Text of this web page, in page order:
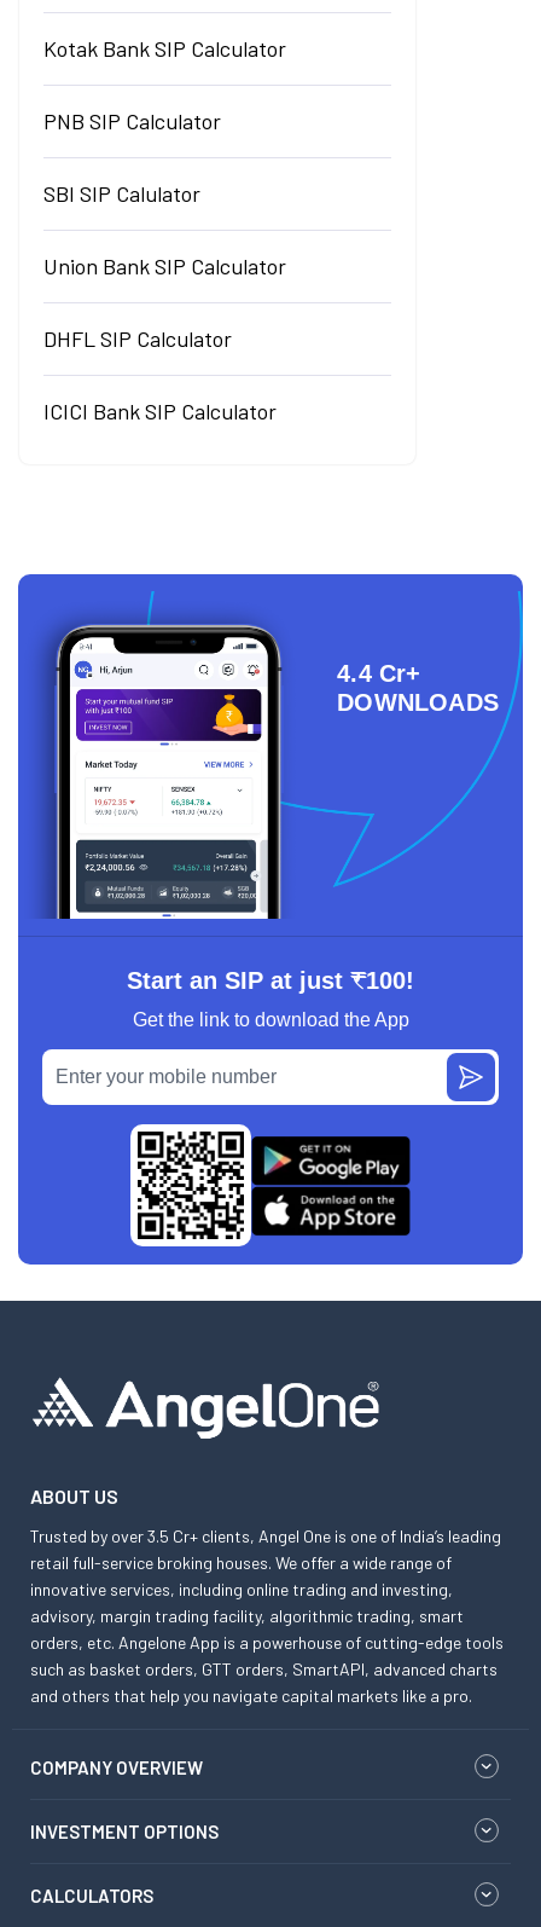
Kotak Bank SIP Calculator
PNB SIP Calculator
SBI SIP Calulator
Union Bank SIP Calculator
DHFL SIP Calculator
ICICI Bank SIP Calculator
4.4 Cr+
DOWNLOADS
Start an SIP at just ₹100!
Get the link to download the App
ABOUT US
Trusted by over 3.5 Cr+ clients, Angel One is one of India’s leading
retail full-service broking houses. We offer a wide range of
innovative services, including online trading and investing,
advisory, margin trading facility, algorithmic trading, smart
orders, etc. Angelone App is a powerhouse of cutting-edge tools
such as basket orders, GTT orders, SmartAPI, advanced charts
and others that help you navigate capital markets like a pro.
COMPANY OVERVIEW
INVESTMENT OPTIONS
CALCULATORS